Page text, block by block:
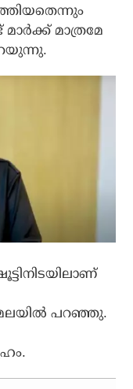
മാത്രമേ
മലയിൽ പറഞ്ഞു.